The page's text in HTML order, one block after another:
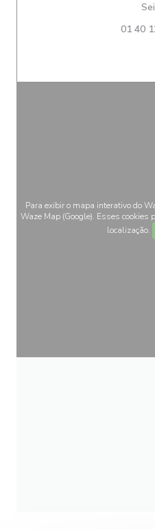
01 40
Para exibir o mapa interativo do
Waze Map (Google). Esses cookies
localização.